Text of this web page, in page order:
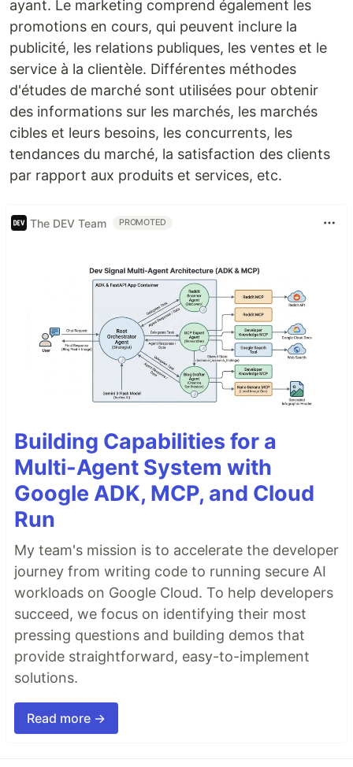
ayant. Le marketing comprend également les
promotions en cours, qui peuvent inclure la
publicité, les relations publiques, les ventes et le
service à la clientèle. Différentes méthodes
d'études de marché sont utilisées pour obtenir
des informations sur les marchés, les marchés
cibles et leurs besoins, les concurrents, les
tendances du marché, la satisfaction des clients
par rapport aux produits et services, etc.
The DEV Team PROMOTED
Building Capabilities for a
Multi-Agent System with
Google ADK, MCP, and Cloud
Run
My team's mission is to accelerate the developer
journey from writing code to running secure AI
workloads on Google Cloud. To help developers
succeed, we focus on identifying their most
pressing questions and building demos that
provide straightforward, easy-to-implement
solutions.
Read more →